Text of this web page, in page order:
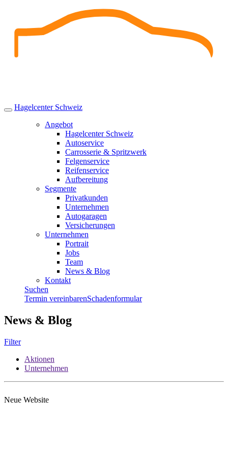
content
Hagelcenter Schweiz
Angebot
Hagelcenter Schweiz
Autoservice
Carrosserie & Spritzwerk
Felgenservice
Reifenservice
Aufbereitung
Segmente
Privatkunden
Unternehmen
Autogaragen
Versicherungen
Unternehmen
Portrait
Jobs
Team
News & Blog
Kontakt
Suchen
Termin vereinbarenSchadenformular
News & Blog
Filter
Aktionen
Unternehmen
Neue Website